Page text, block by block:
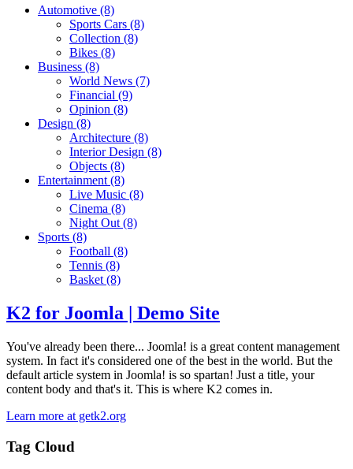
Automotive (8)
Sports Cars (8)
Collection (8)
Bikes (8)
Business (8)
World News (7)
Financial (9)
Opinion (8)
Design (8)
Architecture (8)
Interior Design (8)
Objects (8)
Entertainment (8)
Live Music (8)
Cinema (8)
Night Out (8)
Sports (8)
Football (8)
Tennis (8)
Basket (8)
K2 for Joomla | Demo Site
You've already been there... Joomla! is a great content management
system. In fact it's considered one of the best in the world. But the
default article system in Joomla! is so spartan! Just a title, your
content body and that's it. This is where K2 comes in.
Learn more at getk2.org
Tag Cloud